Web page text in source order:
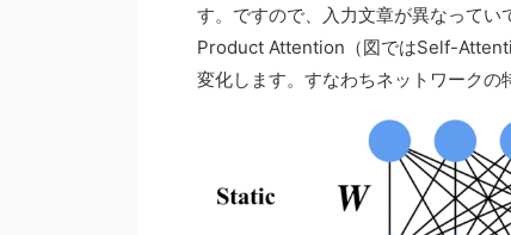
す。ですので、入力文章が異なってい
Product Attention（図ではSelf-
変化します。すなわちネットワークの